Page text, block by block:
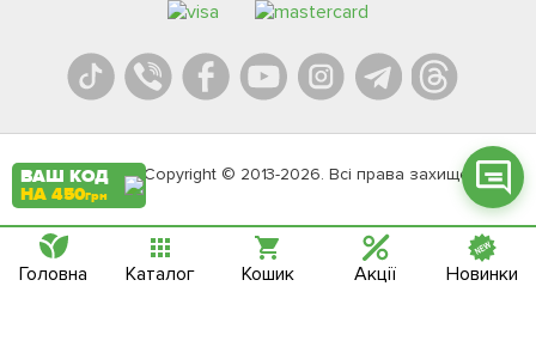
Agromarket.Copyright © 2013-2026. Всі права захищені
Онлайн чат
ВАШ КОД
НА 450грн
Головна Каталог Кошик Акції Новинки